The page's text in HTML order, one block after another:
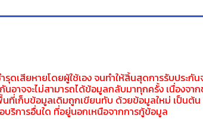
รุดเสียหายโดยผู้ใช้เอง จนทำให้สิ้นสุดการรับประ
นอาจจะไม่สามารถได้ข้อมูลกลับมาทุกครั้ง เนื่อง
นที่เก็บข้อมูลเดิมถูกเขียนทับ ด้วยข้อมูลใหม่ เป็น
ริการอื่นใด ที่อยู่นอกเหนือจากการกู้ข้อมูล